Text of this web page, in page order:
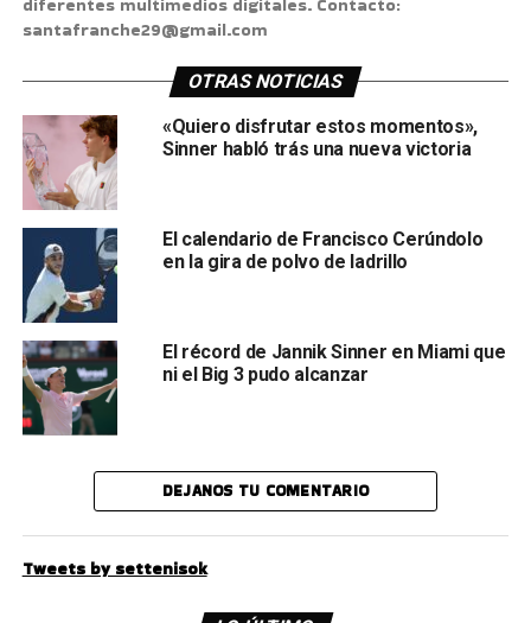
santafranche29@gmail.com
OTRAS NOTICIAS
«Quiero disfrutar estos momentos»,
Sinner habló trás una nueva victoria
El calendario de Francisco Cerúndolo
en la gira de polvo de ladrillo
El récord de Jannik Sinner en Miami que
ni el Big 3 pudo alcanzar
DEJANOS TU COMENTARIO
Tweets by settenisok